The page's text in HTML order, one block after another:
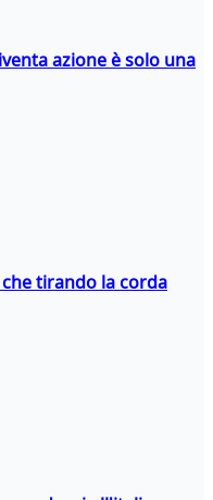
azione è solo una
tirando la corda